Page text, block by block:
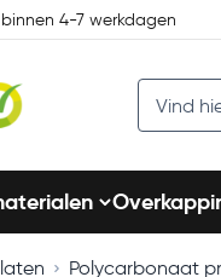
binnen 4-7 werkdagen
Search
Polycarbonaat